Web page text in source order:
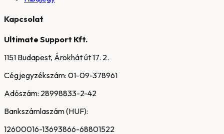
Kapcsolat
Ultimate Support Kft.
1151 Budapest, Árokhát út 17. 2.
Cégjegyzékszám: 01-09-378961
Adószám: 28998833-2-42
Bankszámlaszám (HUF):
12600016-13693866-68801522